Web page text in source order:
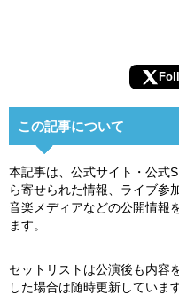
この記事について
本記事は、公式サイト・公式
ら寄せられた情報、ライブ参
音楽メディアなどの公開情報
ます。
セットリストは公演後も内容
した場合は随時更新しています